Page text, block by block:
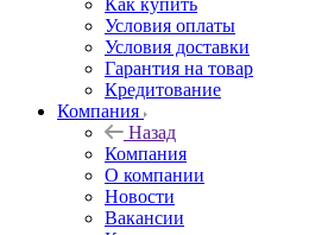
Как купить
Условия оплаты
Условия доставки
Гарантия на товар
Кредитование
Компания
Назад
Компания
О компании
Новости
Вакансии